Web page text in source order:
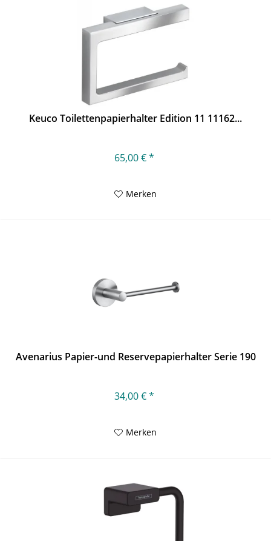
Keuco Toilettenpapierhalter Edition 11 11162...
65,00 € *
Merken
Avenarius Papier-und Reservepapierhalter Serie 190
34,00 € *
Merken